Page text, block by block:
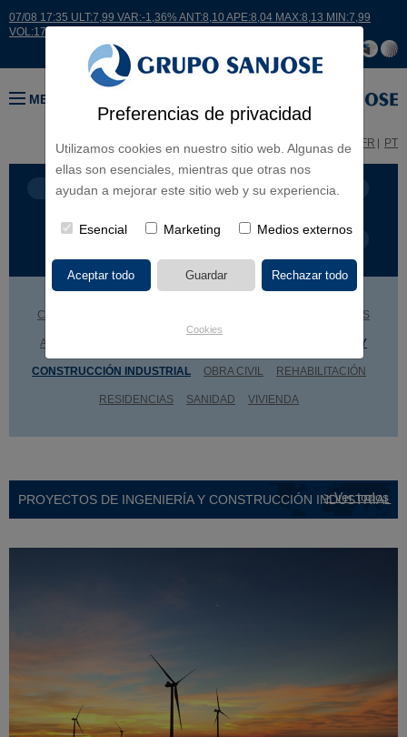
Preferencias de privacidad
Utilizamos cookies en nuestro sitio web. Algunas de
ellas son esenciales, mientras que otras nos
ayudan a mejorar este sitio web y su experiencia.
Esencial Marketing Medios externos
Cookies
07/08 17:35 ULT:7,99 VAR:-1,36% ANT:8,10 APE:8,04 MAX:8,13 MIN:7,99
VOL:17664
MENÚ
EN FR PT
LÍNEA DE NEGOCIO CONTINENTES
CENTROS COMERCIALES EDIFICIOS
ADMINISTRATIVOS INGENIERÍA Y
CONSTRUCCIÓN INDUSTRIAL OBRA CIVIL REHABILITACIÓN
RESIDENCIAS SANIDAD VIVIENDA
PROYECTOS DE INGENIERÍA Y CONSTRUCCIÓN INDUSTRIAL
> Ver todos